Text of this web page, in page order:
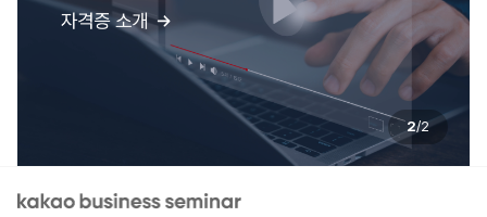
2/2
kakao business seminar